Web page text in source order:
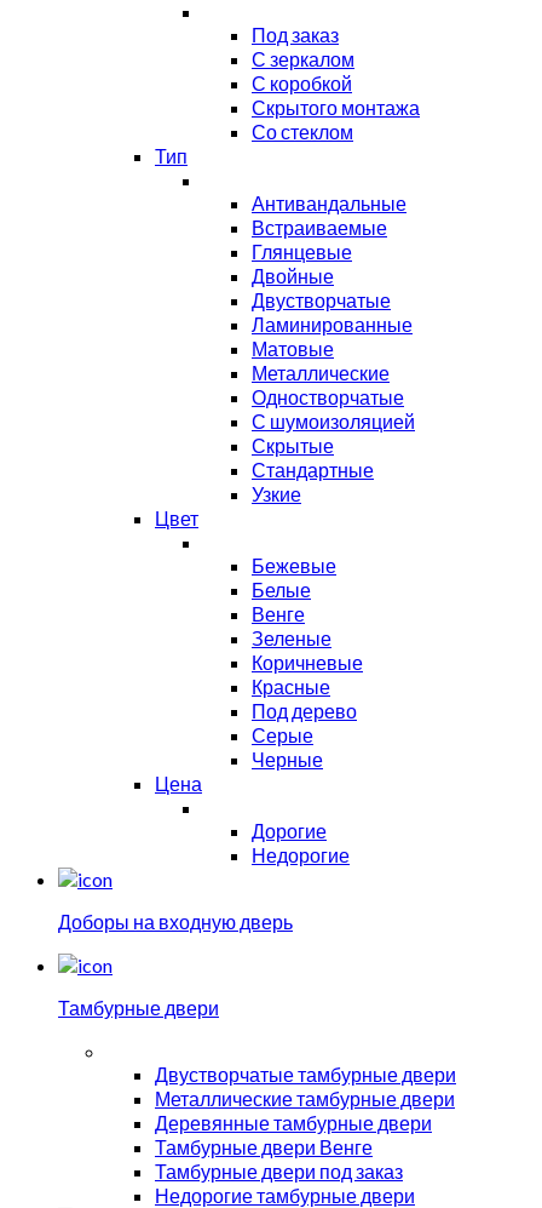
Под заказ
С зеркалом
С коробкой
Скрытого монтажа
Со стеклом
Тип
Антивандальные
Встраиваемые
Глянцевые
Двойные
Двустворчатые
Ламинированные
Матовые
Металлические
Одностворчатые
С шумоизоляцией
Скрытые
Стандартные
Узкие
Цвет
Бежевые
Белые
Венге
Зеленые
Коричневые
Красные
Под дерево
Серые
Черные
Цена
Дорогие
Недорогие
Доборы на входную дверь
Тамбурные двери
Двустворчатые тамбурные двери
Металлические тамбурные двери
Деревянные тамбурные двери
Тамбурные двери Венге
Тамбурные двери под заказ
Недорогие тамбурные двери